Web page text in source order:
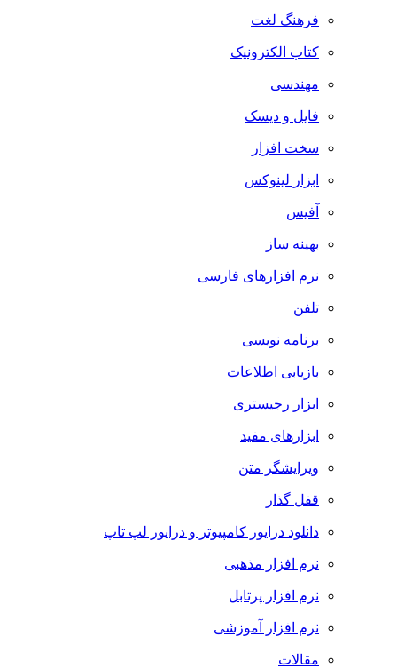
فرهنگ لغت
کتاب الکترونیک
مهندسی
فایل و دیسک
سخت افزار
ابزار لینوکس
آفیس
بهینه ساز
نرم افزارهای فارسی
تلفن
برنامه نویسی
بازیابی اطلاعات
ابزار رجیستری
ابزارهای مفید
ویرایشگر متن
قفل گذار
دانلود درایور کامپیوتر و درایور لپ تاپ
نرم افزار مذهبی
نرم افزار پرتابل
نرم افزار آموزشی
مقالات